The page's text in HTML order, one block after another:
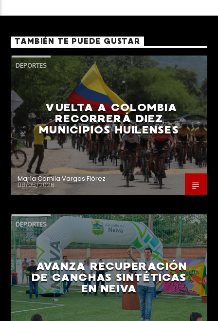
TAMBIÉN TE PUEDE GUSTAR
DEPORTES
VUELTA A COLOMBIA
RECORRERÁ DIEZ
MUNICIPIOS HUILENSES
María Camila Vargas Flórez
08/05/2026
DEPORTES
AVANZA RECUPERACIÓN
DE CANCHAS SINTÉTICAS
EN NEIVA